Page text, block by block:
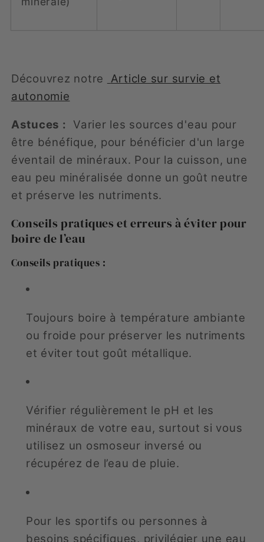
Découvrez notre
Article sur survie et
autonomie
Astuces :
Varier les sources d'eau pour
être bénéfique, pour bénéficier d'un large
éventail de minéraux. Pour la cuisson, une
eau peu minéralisée donne un goût neutre
et préserve les nutriments.
Conseils pratiques et erreurs à éviter pour
boire de l’eau
Conseils pratiques :
Toujours boire à température ambiante
ou froide pour préserver les nutriments
et éviter tout goût métallique.
Vérifier régulièrement le pH et les
minéraux de votre eau, surtout si vous
utilisez un osmoseur inversé ou
récupérez de l’eau de pluie.
Pour les sportifs ou personnes à
besoins spécifiques, privilégier une eau